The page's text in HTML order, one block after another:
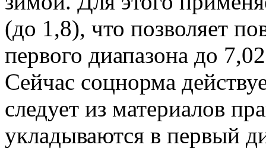
(до 1,8), что позволяет
первого диапазона до
Сейчас соцнорма
следует из материалов
укладываются в первый